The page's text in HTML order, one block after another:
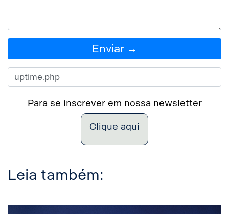
Enviar →
Para se inscrever em nossa newsletter
Clique aqui
Leia também: